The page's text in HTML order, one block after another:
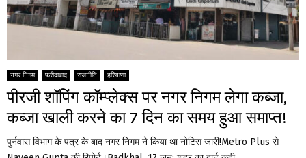
नगर निगम फरीदाबाद राजनीति हरियाणा
पीरजी शॉपिंग कॉम्प्लेक्स पर नगर निगम लेगा कब्जा,
कब्जा खाली करने का 7 दिन का समय हुआ समाप्त!
पुर्नवास विभाग के पत्र के बाद नगर निगम ने किया था नोटिस जारी!Metro Plus से